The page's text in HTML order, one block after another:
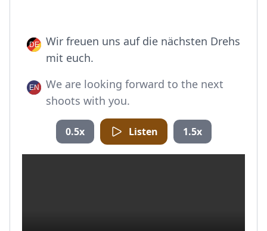
Wir freuen uns auf die nächsten Drehs
mit euch.
We are looking forward to the next
shoots with you.
0.5x Listen 1.5x